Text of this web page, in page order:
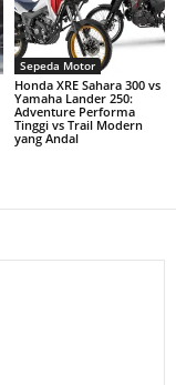
Sepeda Motor
Honda XRE Sahara 300 vs
Yamaha Lander 250:
Adventure Performa
Tinggi vs Trail Modern
yang Andal